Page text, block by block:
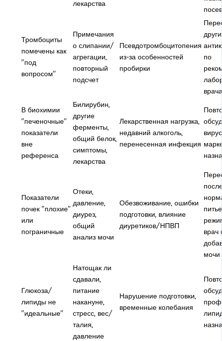
лекарства
Тромбоциты
помечены как
"под
вопросом"
Примечания
о слипании/
агрегации,
повторный
подсчет
Псевдотромбоцитопения
из-за особенностей
пробирки
по
врача
В биохимии
"печеночные"
показатели
вне
референса
Билирубин,
другие
ферменты,
общий белок,
симптомы,
лекарства
Лекарственная нагрузка,
недавний алкоголь,
перенесенная инфекция
Показатели
почек "плохие"
или
пограничные
Отеки,
давление,
диурез,
общий
анализ мочи
Обезвоживание, ошибки
подготовки, влияние
диуретиков/НПВП
врач
мочи
Глюкоза/
липиды не
"идеальные"
Натощак ли
сдавали,
питание
накануне,
стресс, вес/
талия,
давление
Нарушение подготовки,
временные колебания